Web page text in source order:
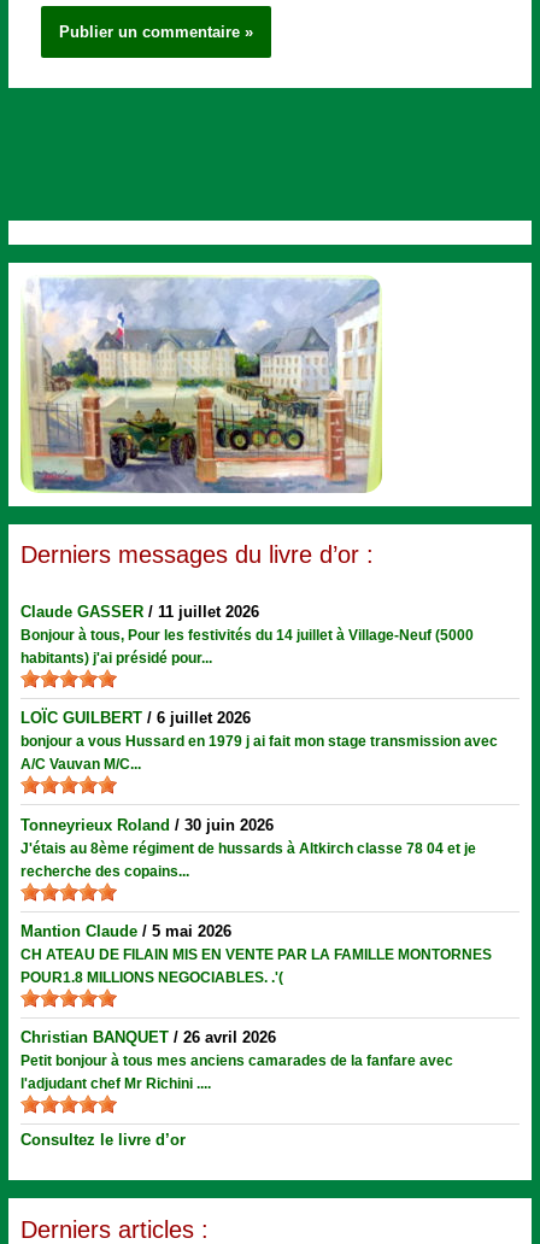
Derniers messages du livre d’or :
Claude GASSER /11 juillet 2026
Bonjour à tous, Pour les festivités du 14 juillet à Village-Neuf (5000
habitants) j'ai présidé pour...
LOÏC GUILBERT /6 juillet 2026
bonjour a vous Hussard en 1979 j ai fait mon stage transmission avec
A/C Vauvan M/C...
Tonneyrieux Roland /30 juin 2026
J'étais au 8ème régiment de hussards à Altkirch classe 78 04 et je
recherche des copains...
Mantion Claude /5 mai 2026
CH ATEAU DE FILAIN MIS EN VENTE PAR LA FAMILLE MONTORNES
POUR1.8 MILLIONS NEGOCIABLES. .'(
Christian BANQUET /26 avril 2026
Petit bonjour à tous mes anciens camarades de la fanfare avec
l'adjudant chef Mr Richini ....
Consultez le livre d’or
Derniers articles :